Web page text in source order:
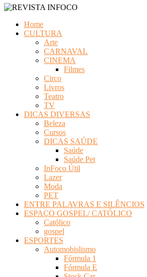
INFOCO
Home
CULTURA
Arte
CARNAVAL
CINEMA
Filmes
Circo
Livros
Teatro
TV
DICAS DIVERSAS
Beleza
Cursos
DICAS SAÚDE
Saúde
Saúde Pet
InFoco Útil
Lazer
Moda
PET
ENTRE PALAVRAS E SILÊNCIOS
ESPAÇO GOSPEL/ CATÓLICO
Católico
gospel
ESPORTES
Automobislismo
Fórmula 1
Fórmula E